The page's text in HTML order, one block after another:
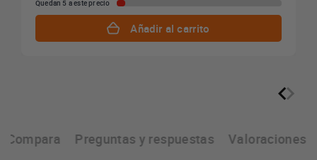
Quedan 5 a este precio
Añadir al carrito
Compara Preguntas y respuestas Valoraciones